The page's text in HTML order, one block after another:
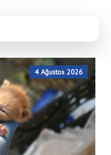
4 Ağustos 2026